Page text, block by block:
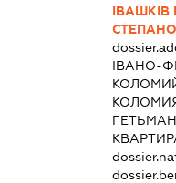
ІВАНО-